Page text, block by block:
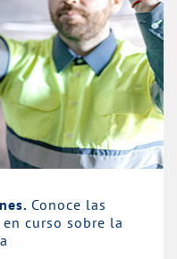
Conoce las
curso sobre la